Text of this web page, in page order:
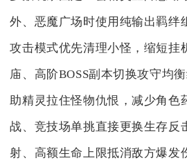
外、恶魔广场时使用纯输出羁绊
攻击模式优先清理小怪，缩短挂
庙、高阶BOSS副本切换攻守均
助精灵拉住怪物仇恨，减少角色
战、竞技场单挑直接更换生存反
射、高额生命上限抵消敌方爆发